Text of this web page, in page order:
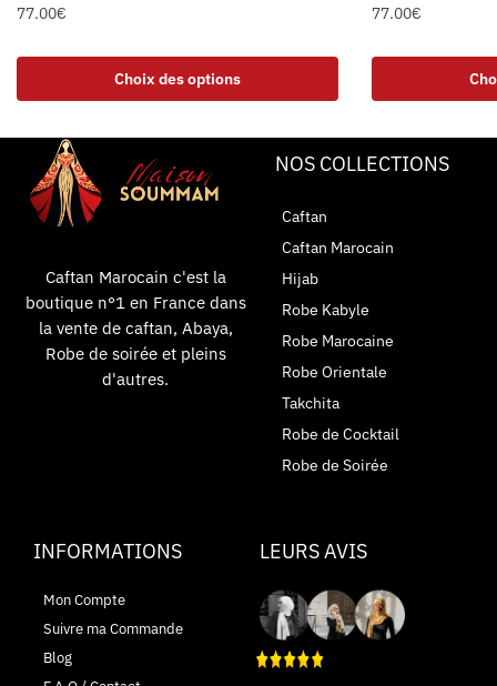
77.00€
Choix des options
77.00€
Caftan Marocain c'est la
boutique n°1 en France dans
la vente de caftan, Abaya,
Robe de soirée et pleins
d'autres.
NOS COLLECTIONS
Caftan
Caftan Marocain
Hijab
Robe Kabyle
Robe Marocaine
Robe Orientale
Takchita
Robe de Cocktail
Robe de Soirée
INFORMATIONS
Mon Compte
Suivre ma Commande
Blog
LEURS AVIS